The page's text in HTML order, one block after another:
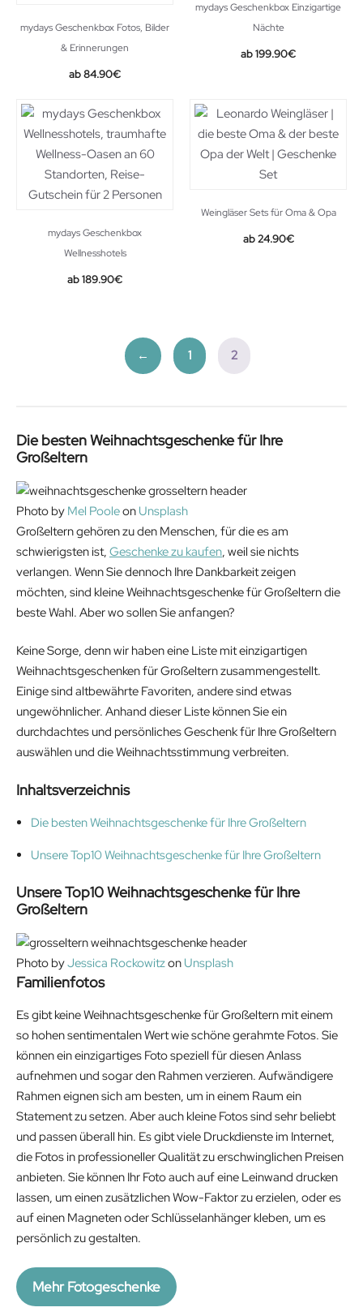
mydays Geschenkbox Fotos, Bilder
& Erinnerungen
84.90€
mydays Geschenkbox Einzigartige
Nächte
199.90€
mydays Geschenkbox
Wellnesshotels
189.90€
Weingläser Sets für Oma & Opa
24.90€
← 1 2
Die besten Weihnachtsgeschenke für Ihre
Großeltern
Photo by Mel Pooleon Unsplash
Großeltern gehören zu den Menschen, für die es am
schwierigsten ist, Geschenke zu kaufen, weil sie nichts
verlangen. Wenn Sie dennoch Ihre Dankbarkeit zeigen
möchten, sind kleine Weihnachtsgeschenke für Großeltern die
beste Wahl. Aber wo sollen Sie anfangen?
Keine Sorge, denn wir haben eine Liste mit einzigartigen
Weihnachtsgeschenken für Großeltern zusammengestellt.
Einige sind altbewährte Favoriten, andere sind etwas
ungewöhnlicher. Anhand dieser Liste können Sie ein
durchdachtes und persönliches Geschenk für Ihre Großeltern
auswählen und die Weihnachtsstimmung verbreiten.
Inhaltsverzeichnis
Die besten Weihnachtsgeschenke für Ihre Großeltern
Unsere Top10 Weihnachtsgeschenke für Ihre Großeltern
Unsere Top10Weihnachtsgeschenke für Ihre
Großeltern
Photo byJessica Rockowitzon Unsplash
Familienfotos
Es gibt keine Weihnachtsgeschenke für Großeltern mit einem
so hohen sentimentalen Wert wie schöne gerahmte Fotos. Sie
können ein einzigartiges Foto speziell für diesen Anlass
aufnehmen und sogar den Rahmen verzieren. Aufwändigere
Rahmen eignen sich am besten, um in einem Raum ein
Statement zu setzen. Aber auch kleine Fotos sind sehr beliebt
und passen überall hin. Es gibt viele Druckdienste im Internet,
die Fotos in professioneller Qualität zu erschwinglichen Preisen
anbieten. Sie können Ihr Foto auch auf eine Leinwand drucken
lassen, um einen zusätzlichen Wow-Faktor zu erzielen, oder es
auf einen Magneten oder Schlüsselanhänger kleben, um es
persönlich zu gestalten.
Mehr Fotogeschenke